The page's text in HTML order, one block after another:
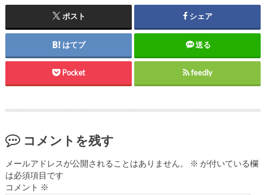
ポスト シェア
はてブ 送る
Pocket feedly
コメントを残す
メールアドレスが公開されることはありません。 ※ が付いている欄
は必須項目です
コメント ※